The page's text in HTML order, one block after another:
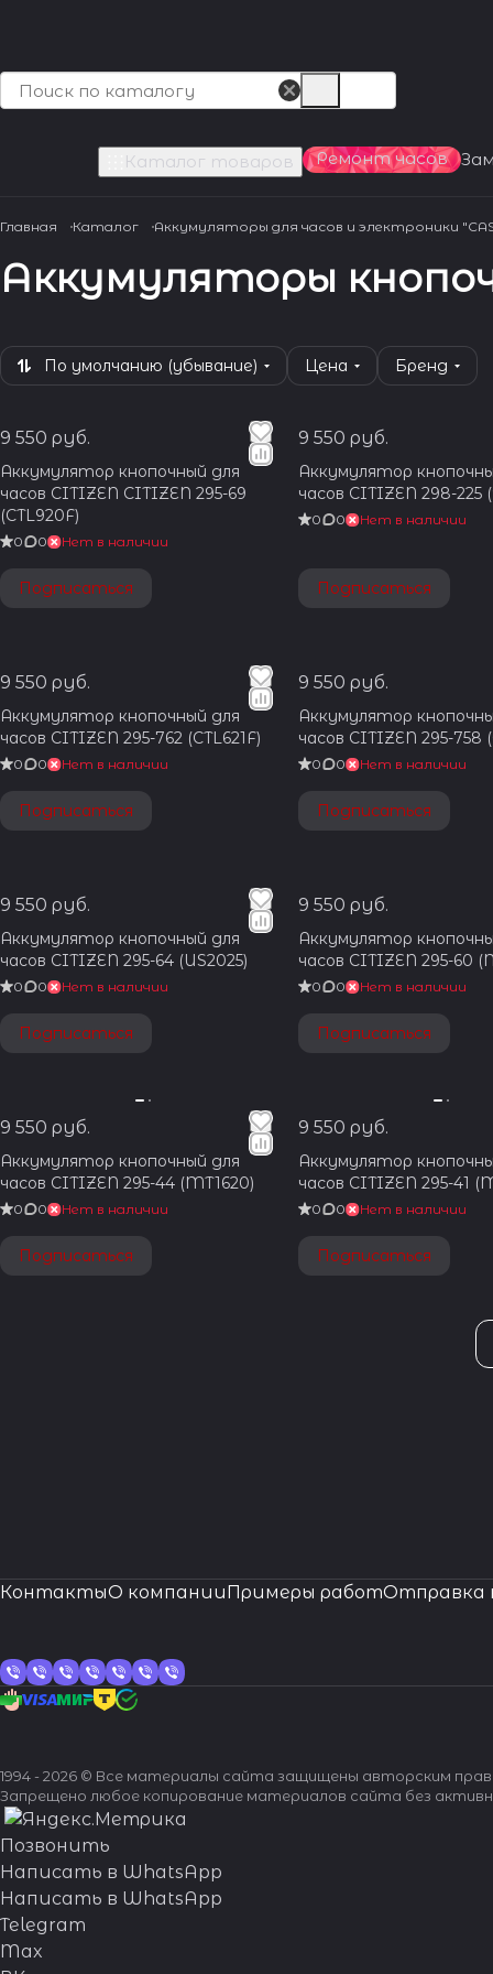
Каталог товаров Ремонт часов
Главная Каталог Аккумуляторы для часов и электроники
Аккумуляторы
По умолчанию (убывание) Цена Бренд
9 550 руб.
Аккумулятор кнопочный для
часов CITIZEN CITIZEN 295-69
(CTL920F)
0 0 Нет в наличии
Подписаться
9 550 руб.
Аккумулятор
часов CITIZEN 298-225
0 0 Нет в наличии
Подписаться
9 550 руб.
Аккумулятор кнопочный для
часов CITIZEN 295-762 (CTL621F)
0 0 Нет в наличии
Подписаться
9 550 руб.
Аккумулятор
часов CITIZEN 295-758
0 0 Нет в наличии
Подписаться
9 550 руб.
Аккумулятор кнопочный для
часов CITIZEN 295-64 (US2025)
0 0 Нет в наличии
Подписаться
9 550 руб.
Аккумулятор
часов CITIZEN 295-60
0 0 Нет в наличии
Подписаться
9 550 руб.
Аккумулятор кнопочный для
часов CITIZEN 295-44 (MT1620)
0 0 Нет в наличии
Подписаться
9 550 руб.
Аккумулятор
часов CITIZEN 295-41
0 0 Нет в наличии
Подписаться
КонтактыО компании Примеры работОтправка
1994 - 2026 © Все материалы сайта защищены авторским
Запрещено любое копирование материалов сайта без
Позвонить
Написать в WhatsApp
Написать в WhatsApp
Telegram
Max